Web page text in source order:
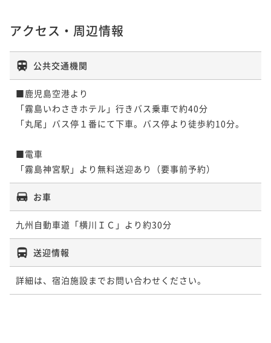
アクセス・周辺情報
公共交通機関
■鹿児島空港より
「霧島いわさきホテル」行きバス乗車で約40分
「丸尾」バス停１番にて下車。バス停より徒歩約10分。
■電車
「霧島神宮駅」より無料送迎あり（要事前予約）
お車
九州自動車道「横川ＩＣ」より約30分
送迎情報
詳細は、宿泊施設までお問い合わせください。